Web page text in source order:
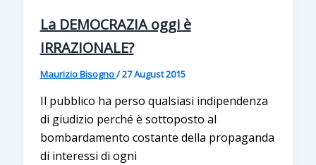
La DEMOCRAZIA oggi è
IRRAZIONALE?
Maurizio Bisogno/27 August 2015
Il pubblico ha perso qualsiasi indipendenza
di giudizio perché è sottoposto al
bombardamento costante della propaganda
di interessi di ogni